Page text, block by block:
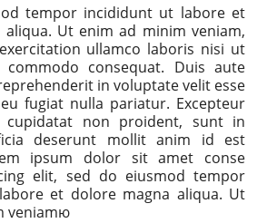
tempor incididunt ut labore et
aliqua. Ut enim ad minim veniam,
ullamco laboris nisi ut
consequat. Duis aute
in voluptate velit esse
fugiat nulla pariatur. Excepteur
cupidatat non proident, sunt in
deserunt mollit anim id est
ipsum dolor sit amet conse
elit, sed do eiusmod tempor
et dolore magna aliqua. Ut
veniamю